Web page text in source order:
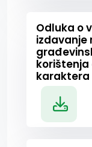
Odluka o
izdavanje
karaktera